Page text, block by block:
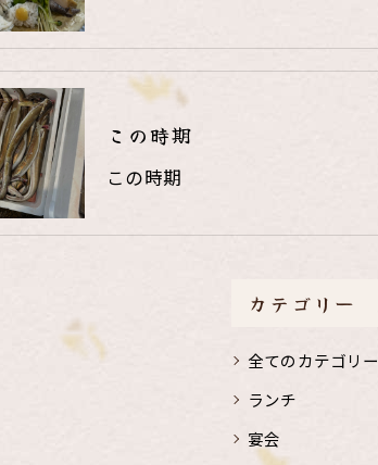
この時期
この時期
カテゴリー
全てのカテゴリー
ランチ
宴会